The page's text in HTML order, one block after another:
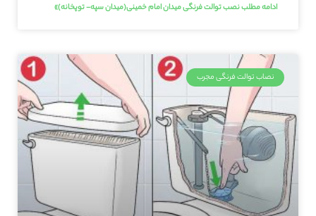
ادامه مطلب نصب توالت فرنگی میدان امام خمینی(میدان سپه- توپخانه)»
نصاب توالت فرنگی مجرب